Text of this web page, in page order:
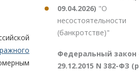
09.04.2026) "О
несостоятельности
(банкротстве)"
Федеральный закон
29.12.2015 N 382-ФЗ